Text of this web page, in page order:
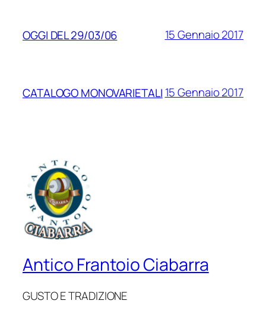
OGGI DEL 29/03/06 15 Gennaio 2017
CATALOGO MONOVARIETALI 15 Gennaio 2017
Antico Frantoio Ciabarra
GUSTO E TRADIZIONE